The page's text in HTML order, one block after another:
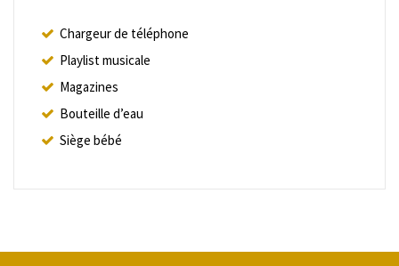
Chargeur de téléphone
Playlist musicale
Magazines
Bouteille d’eau
Siège bébé